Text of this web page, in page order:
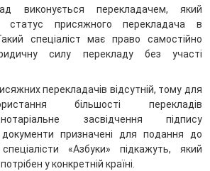
виконується перекладачем, який
статус присяжного перекладача в
спеціаліст має право самостійно
силу перекладу без участі
перекладачів відсутній, тому для
більшості перекладів
засвідчення підпису
призначені для подання до
«Азбуки» підкажуть, який
у конкретній країні.